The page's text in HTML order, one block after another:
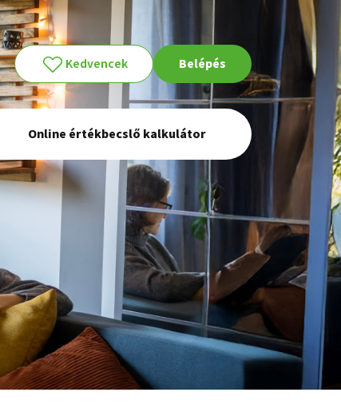
Kedvencek Belépés
Online értékbecslő kalkulátor